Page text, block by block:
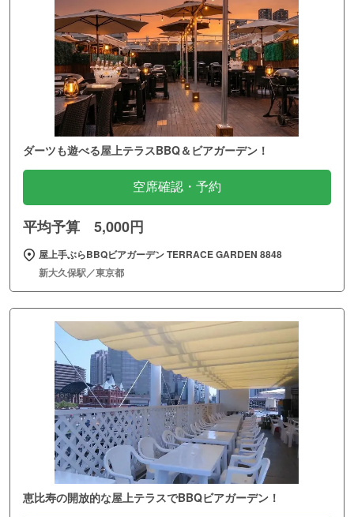
ダーツも遊べる屋上テラスBBQ＆ビアガーデン！
空席確認・予約
平均予算 5,000円
屋上手ぶらBBQビアガーデン TERRACE GARDEN 8848
新大久保駅／東京都
恵比寿の開放的な屋上テラスでBBQビアガーデン！